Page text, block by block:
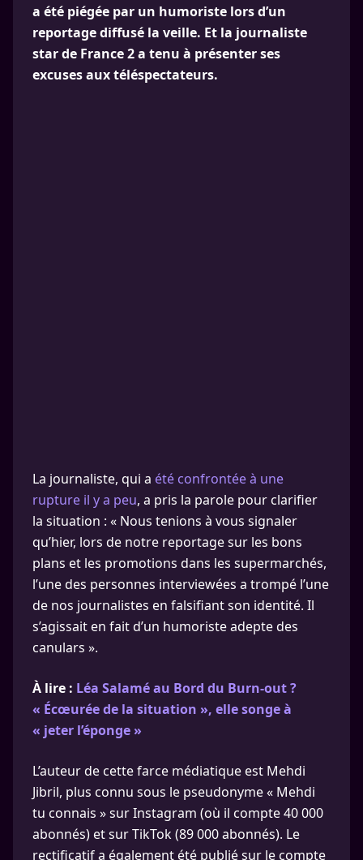
a été piégée par un humoriste lors d’un
reportage diffusé la veille. Et la journaliste
star de France 2 a tenu à présenter ses
excuses aux téléspectateurs.
La journaliste, qui a été confrontée à une
rupture il y a peu, a pris la parole pour clarifier
la situation : « Nous tenions à vous signaler
qu’hier, lors de notre reportage sur les bons
plans et les promotions dans les supermarchés,
l’une des personnes interviewées a trompé l’une
de nos journalistes en falsifiant son identité. Il
s’agissait en fait d’un humoriste adepte des
canulars ».
À lire : Léa Salamé au Bord du Burn-out ?
« Écœurée de la situation », elle songe à
« jeter l’éponge »
L’auteur de cette farce médiatique est Mehdi
Jibril, plus connu sous le pseudonyme « Mehdi
tu connais » sur Instagram (où il compte 40 000
abonnés) et sur TikTok (89 000 abonnés). Le
rectificatif a également été publié sur le compte